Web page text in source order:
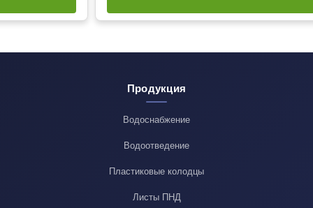
Продукция
Водоснабжение
Водоотведение
Пластиковые колодцы
Листы ПНД